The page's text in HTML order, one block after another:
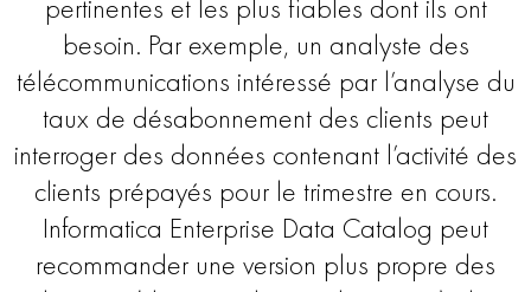
pertinentes et les plus fiables dont ils ont
besoin. Par exemple, un analyste des
télécommunications intéressé par l’analyse du
taux de désabonnement des clients peut
interroger des données contenant l’activité des
clients prépayés pour le trimestre en cours.
Informatica Enterprise Data Catalog peut
recommander une version plus propre des